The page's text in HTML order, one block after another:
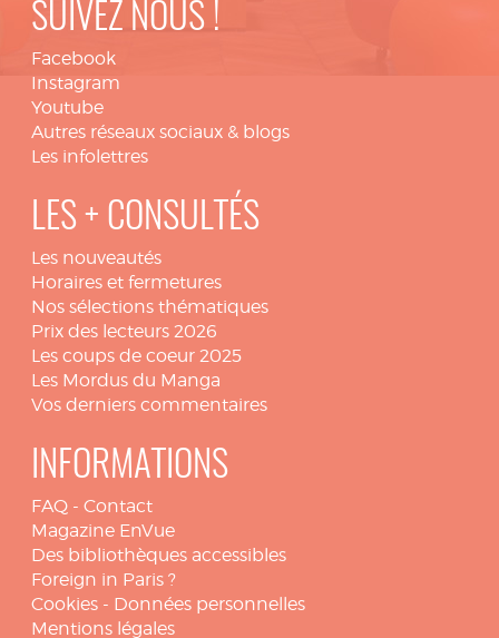
SUIVEZ NOUS !
Facebook
Instagram
Youtube
Autres réseaux sociaux & blogs
Les infolettres
LES + CONSULTÉS
Les nouveautés
Horaires et fermetures
Nos sélections thématiques
Prix des lecteurs 2026
Les coups de coeur 2025
Les Mordus du Manga
Vos derniers commentaires
INFORMATIONS
FAQ - Contact
Magazine EnVue
Des bibliothèques accessibles
Foreign in Paris ?
Cookies - Données personnelles
Mentions légales